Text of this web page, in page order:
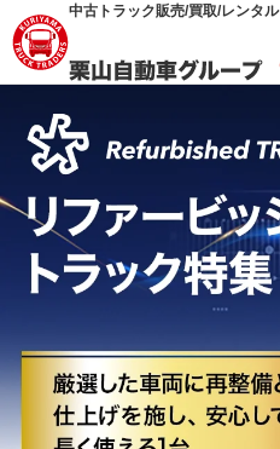
中古トラック販売/買取/レンタル